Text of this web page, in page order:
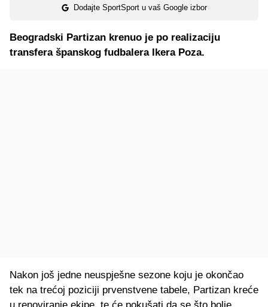
Dodajte SportSport u vaš Google izbor
Beogradski Partizan krenuo je po realizaciju
transfera španskog fudbalera Ikera Poza.
Nakon još jedne neuspješne sezone koju je okončao
tek na trećoj poziciji prvenstvene tabele, Partizan kreće
u renoviranje ekipe, te će pokušati da se što bolje